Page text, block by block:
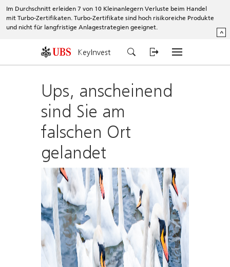
Im Durchschnitt erleiden 7 von 10 Kleinanlegern Verluste beim Handel
mit Turbo-Zertifikaten. Turbo-Zertifikate sind hoch risikoreiche Produkte
und nicht für langfristige Anlagestrategien geeignet.
^
KeyInvest
Ups, anscheinend
sind Sie am
falschen Ort
gelandet